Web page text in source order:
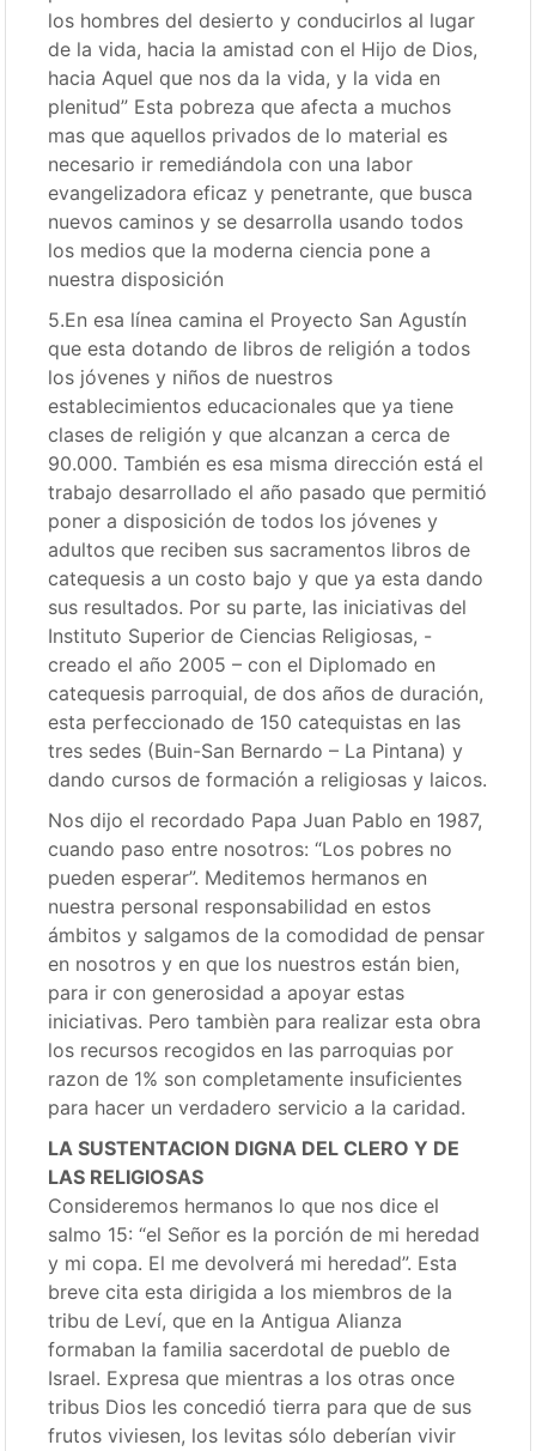
los hombres del desierto y conducirlos al lugar
de la vida, hacia la amistad con el Hijo de Dios,
hacia Aquel que nos da la vida, y la vida en
plenitud” Esta pobreza que afecta a muchos
mas que aquellos privados de lo material es
necesario ir remediándola con una labor
evangelizadora eficaz y penetrante, que busca
nuevos caminos y se desarrolla usando todos
los medios que la moderna ciencia pone a
nuestra disposición
5.En esa línea camina el Proyecto San Agustín
que esta dotando de libros de religión a todos
los jóvenes y niños de nuestros
establecimientos educacionales que ya tiene
clases de religión y que alcanzan a cerca de
90.000. También es esa misma dirección está el
trabajo desarrollado el año pasado que permitió
poner a disposición de todos los jóvenes y
adultos que reciben sus sacramentos libros de
catequesis a un costo bajo y que ya esta dando
sus resultados. Por su parte, las iniciativas del
Instituto Superior de Ciencias Religiosas, -
creado el año 2005 – con el Diplomado en
catequesis parroquial, de dos años de duración,
esta perfeccionado de 150 catequistas en las
tres sedes (Buin-San Bernardo – La Pintana) y
dando cursos de formación a religiosas y laicos.
Nos dijo el recordado Papa Juan Pablo en 1987,
cuando paso entre nosotros: “Los pobres no
pueden esperar”. Meditemos hermanos en
nuestra personal responsabilidad en estos
ámbitos y salgamos de la comodidad de pensar
en nosotros y en que los nuestros están bien,
para ir con generosidad a apoyar estas
iniciativas. Pero tambièn para realizar esta obra
los recursos recogidos en las parroquias por
razon de 1% son completamente insuficientes
para hacer un verdadero servicio a la caridad.
LA SUSTENTACION DIGNA DEL CLERO Y DE
LAS RELIGIOSAS
Consideremos hermanos lo que nos dice el
salmo 15: “el Señor es la porción de mi heredad
y mi copa. El me devolverá mi heredad”. Esta
breve cita esta dirigida a los miembros de la
tribu de Leví, que en la Antigua Alianza
formaban la familia sacerdotal de pueblo de
Israel. Expresa que mientras a los otras once
tribus Dios les concedió tierra para que de sus
frutos viviesen, los levitas sólo deberían vivir